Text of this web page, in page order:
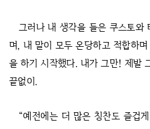
그러나 내 생각을 들은 쿠스토와
며, 내 말이 모두 온당하고 적합하
을 하기 시작했다. 내가 그만! 제발
끝없이.
“예전에는 더 많은 칭찬도 즐겁